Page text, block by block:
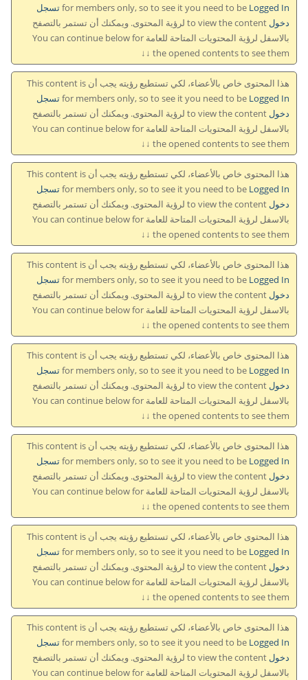
for members only, so to see it you need to beLogged In تسجل
دخول
to view the content لرؤية المحتوى. ويمكنك أن تستمر بالتصفح
بالاسفل لرؤية المحتويات المتاحة للعامة You can continue below for
the opened contents to see them ↓↓
هذا المحتوى خاص بالأعضاء، لكي تستطيع رؤيته يجب أن This content is
for members only, so to see it you need to beLogged In تسجل
دخول
to view the content لرؤية المحتوى. ويمكنك أن تستمر بالتصفح
بالاسفل لرؤية المحتويات المتاحة للعامة You can continue below for
the opened contents to see them ↓↓
هذا المحتوى خاص بالأعضاء، لكي تستطيع رؤيته يجب أن This content is
for members only, so to see it you need to beLogged In تسجل
دخول
to view the content لرؤية المحتوى. ويمكنك أن تستمر بالتصفح
بالاسفل لرؤية المحتويات المتاحة للعامة You can continue below for
the opened contents to see them ↓↓
هذا المحتوى خاص بالأعضاء، لكي تستطيع رؤيته يجب أن This content is
for members only, so to see it you need to beLogged In تسجل
دخول
to view the content لرؤية المحتوى. ويمكنك أن تستمر بالتصفح
بالاسفل لرؤية المحتويات المتاحة للعامة You can continue below for
the opened contents to see them ↓↓
هذا المحتوى خاص بالأعضاء، لكي تستطيع رؤيته يجب أن This content is
for members only, so to see it you need to beLogged In تسجل
دخول
to view the content لرؤية المحتوى. ويمكنك أن تستمر بالتصفح
بالاسفل لرؤية المحتويات المتاحة للعامة You can continue below for
the opened contents to see them ↓↓
هذا المحتوى خاص بالأعضاء، لكي تستطيع رؤيته يجب أن This content is
for members only, so to see it you need to beLogged In تسجل
دخول
to view the content لرؤية المحتوى. ويمكنك أن تستمر بالتصفح
بالاسفل لرؤية المحتويات المتاحة للعامة You can continue below for
the opened contents to see them ↓↓
هذا المحتوى خاص بالأعضاء، لكي تستطيع رؤيته يجب أن This content is
for members only, so to see it you need to beLogged In تسجل
دخول
to view the content لرؤية المحتوى. ويمكنك أن تستمر بالتصفح
بالاسفل لرؤية المحتويات المتاحة للعامة You can continue below for
the opened contents to see them ↓↓
هذا المحتوى خاص بالأعضاء، لكي تستطيع رؤيته يجب أن This content is
for members only, so to see it you need to beLogged In تسجل
دخول
to view the content لرؤية المحتوى. ويمكنك أن تستمر بالتصفح
بالاسفل لرؤية المحتويات المتاحة للعامة You can continue below for